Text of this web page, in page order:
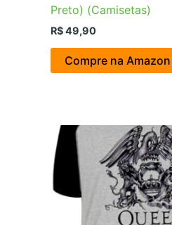
Preto) (Camisetas)
R$49,90
Compre na Amazon